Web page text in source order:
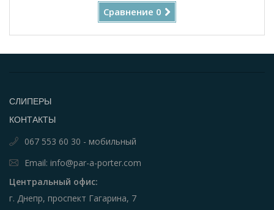
Сравнение 0
СЛИПЕРЫ
КОНТАКТЫ
067 553 60 30 - мобильный
Email: info@par-a-porter.com
Центральный офис:
г. Днепр, проспект Гагарина, 7